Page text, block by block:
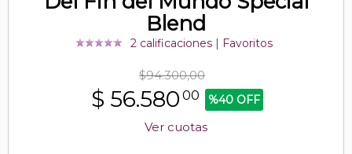
Blend
2 calificaciones| Favoritos
$94.300,00
$ 56.580 00 %40 OFF
Ver cuotas